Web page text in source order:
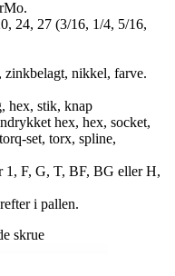
24, 27 (3/16, 1/4, 5/16,
zinkbelagt, nikkel, farve.
hex, stik, knap
hex, hex, socket,
set, torx, spline,
1, F, G, T, BF, BG eller H,
i pallen.
skrue